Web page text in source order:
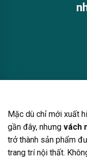
Mặc dù chỉ mới xuất
gần đây, nhưng vách
trở thành sản phẩm
trang trí nội thất.